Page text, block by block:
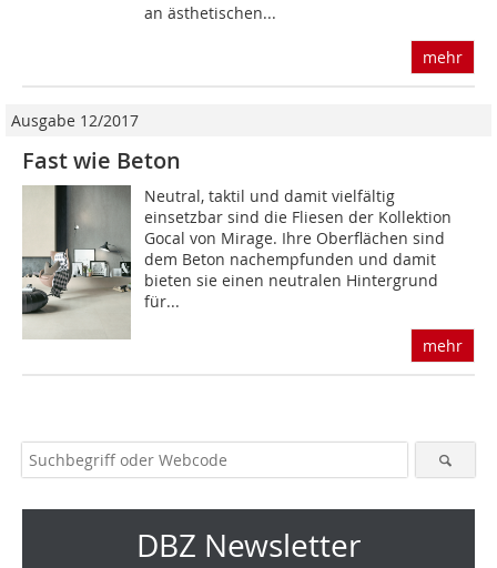
an ästhetischen...
mehr
Ausgabe 12/2017
Fast wie Beton
Neutral, taktil und damit vielfältig
einsetzbar sind die Fliesen der Kollektion
Gocal von Mirage. Ihre Oberflächen sind
dem Beton nachempfunden und damit
bieten sie einen neutralen Hintergrund
für...
mehr
DBZ Newsletter